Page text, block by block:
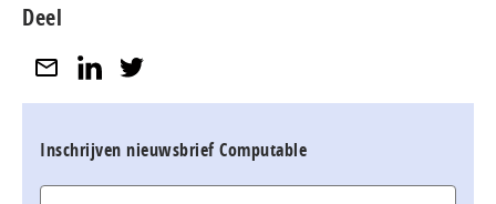
Deel
Inschrijven nieuwsbrief Computable